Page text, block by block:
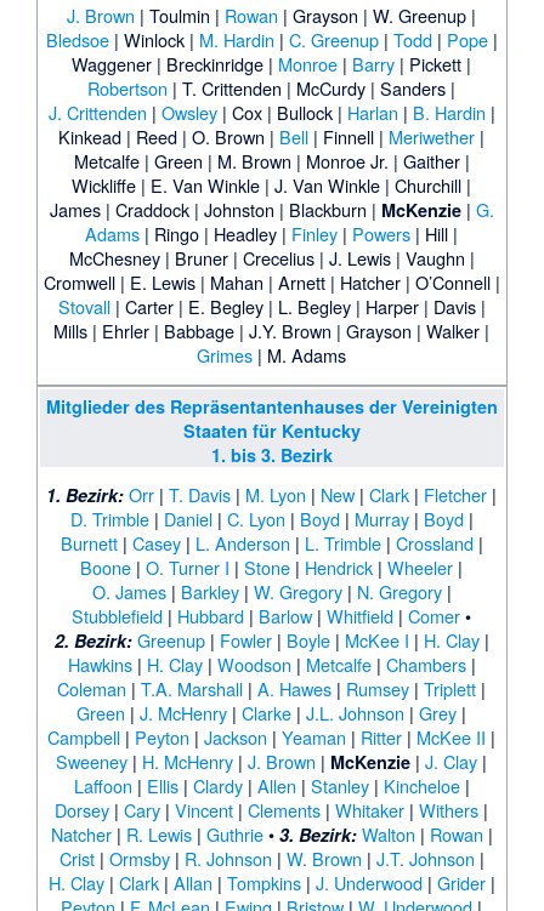
J. Brown |Toulmin | Rowan |Grayson |W. Greenup |
Bledsoe| Winlock| M. Hardin | C. Greenup| Todd| Pope|
Waggener | Breckinridge | Monroe | Barry | Pickett |
Robertson |T. Crittenden | McCurdy |Sanders |
J. Crittenden | Owsley| Cox| Bullock| Harlan | B. Hardin |
Kinkead | Reed |O. Brown | Bell | Finnell | Meriwether |
Metcalfe| Green | M. Brown | Monroe Jr. | Gaither|
Wickliffe | E. Van Winkle |J. Van Winkle |Churchill |
James| Craddock| Johnston | Blackburn | McKenzie| G.
Adams | Ringo | Headley | Finley | Powers | Hill |
McChesney| Bruner| Crecelius| J. Lewis| Vaughn |
Cromwell| E. Lewis| Mahan | Arnett| Hatcher| O’Connell|
Stovall| Carter| E. Begley| L. Begley| Harper| Davis|
Mills | Ehrler | Babbage |J.Y. Brown |Grayson |Walker |
Grimes | M. Adams
Mitglieder des Repräsentantenhauses der Vereinigten
Staaten für Kentucky
1. bis 3. Bezirk
1. Bezirk: Orr |T. Davis | M. Lyon | New |Clark | Fletcher |
D. Trimble| Daniel| C. Lyon | Boyd| Murray| Boyd|
Burnett| Casey| L. Anderson | L. Trimble| Crossland|
Boone |O. Turner I |Stone | Hendrick |Wheeler |
O. James| Barkley| W. Gregory| N. Gregory|
Stubblefield | Hubbard | Barlow |Whitfield |Comer•
2. Bezirk: Greenup| Fowler| Boyle| McKee I | H. Clay|
Hawkins| H. Clay| Woodson | Metcalfe| Chambers|
Coleman |T.A. Marshall |A. Hawes | Rumsey |Triplett |
Green |J. McHenry |Clarke |J.L. Johnson |Grey |
Campbell | Peyton |Jackson |Yeaman | Ritter | McKee II |
Sweeney | H. McHenry |J. Brown | McKenzie |J. Clay |
Laffoon | Ellis| Clardy| Allen | Stanley| Kincheloe|
Dorsey |Cary |Vincent |Clements |Whitaker |Withers |
Natcher| R. Lewis| Guthrie• 3. Bezirk: Walton | Rowan |
Crist| Ormsby| R. Johnson | W. Brown | J.T. Johnson |
H. Clay| Clark| Allan | Tompkins| J. Underwood| Grider|